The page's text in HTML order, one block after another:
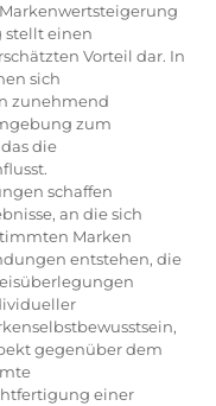
stellt einen
Vorteil dar. In
sich
zunehmend
zum
die
schaffen
an die sich
Marken
entstehen, die
gegenüber dem
einer